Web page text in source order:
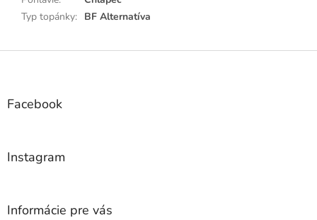
Typ topánky: BF Alternatíva
Z
Facebook
Instagram
Informácie pre vás